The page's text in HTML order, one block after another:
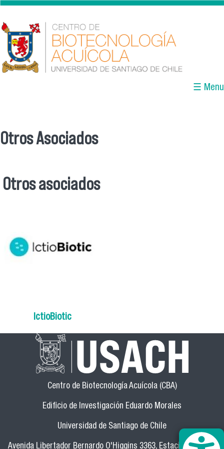
Pasar al contenido principal
☰ Menu
Otros Asociados
Otros asociados
IctioBiotic
Centro de Biotecnología Acuícola (CBA)
Edificio de Investigación Eduardo Morales
Universidad de Santiago de Chile
Avenida Libertador Bernardo O'Higgins 3363, Estación Central,